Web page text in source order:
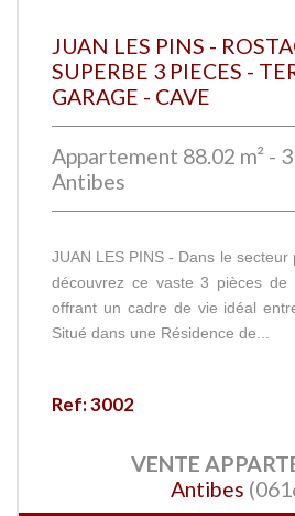
JUAN LES PINS -
SUPERBE 3 PIECES -
GARAGE - CAVE
Appartement 88.02 m² -
Antibes
JUAN LES PINS - Dans le
découvrez ce vaste 3 pièces de
offrant un cadre de vie idéal
Situé dans une Résidence de...
Ref: 3002
VENTE
Antibes